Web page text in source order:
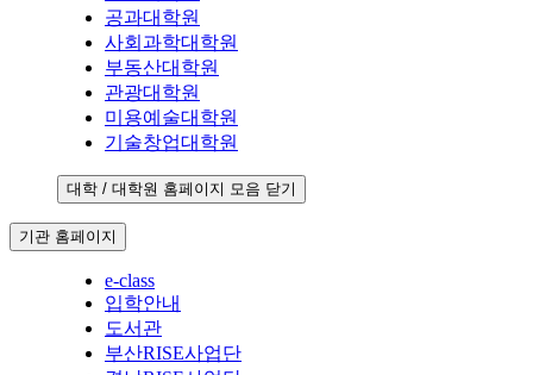
공과대학원
사회과학대학원
부동산대학원
관광대학원
미용예술대학원
기술창업대학원
대학 / 대학원 홈페이지 모음 닫기
기관 홈페이지
e-class
입학안내
도서관
부산RISE사업단